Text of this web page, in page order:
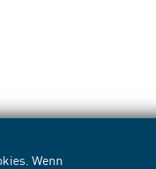
Wenn